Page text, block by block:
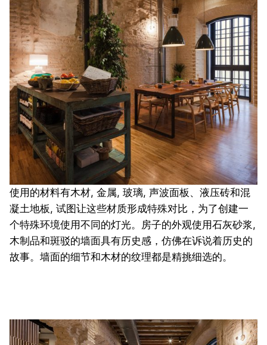
使用的材料有木材, 金属, 玻璃, 声波面板、液压砖和混
凝土地板, 试图让这些材质形成特殊对比，为了创建一
个特殊环境使用不同的灯光。房子的外观使用石灰砂浆,
木制品和斑驳的墙面具有历史感，仿佛在诉说着历史的
故事。墙面的细节和木材的纹理都是精挑细选的。